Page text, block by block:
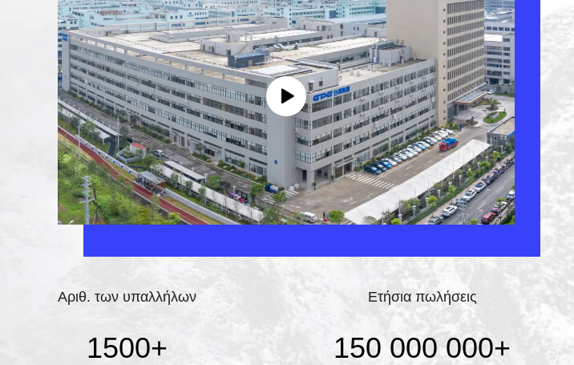
Αριθ. των υπαλλήλων
1500+
Ετήσια πωλήσεις
150 000 000+